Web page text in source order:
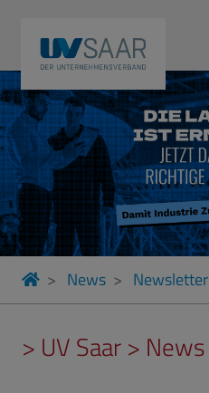
News Newsletter
> UV Saar > News